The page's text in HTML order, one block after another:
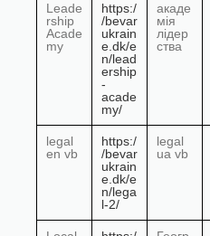
Leade
rship
Acade
my
https:/
/bevar
ukrain
e.dk/e
n/lead
ership
-
acade
my/
акаде
мія
лідер
ства
legal
en vb
https:/
/bevar
ukrain
e.dk/e
n/lega
l-2/
legal
ua vb